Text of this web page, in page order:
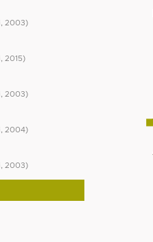
2003)
2015)
2003)
2004)
2003)